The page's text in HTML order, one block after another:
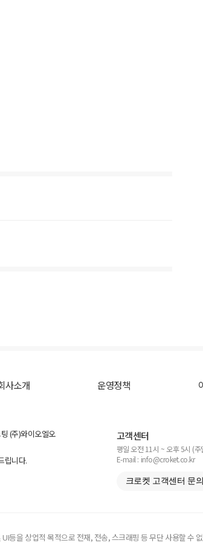
사소개 운영정책
(주)와이오엘오
립니다.
고객센터
평일 오전 11시 ~ 오후 5시 (
E-mail : info@croket.co.kr
크로켓 고객센터 문의
등을 상업적 목적으로 전재, 전송, 스크래핑 등 무단 사용할 수